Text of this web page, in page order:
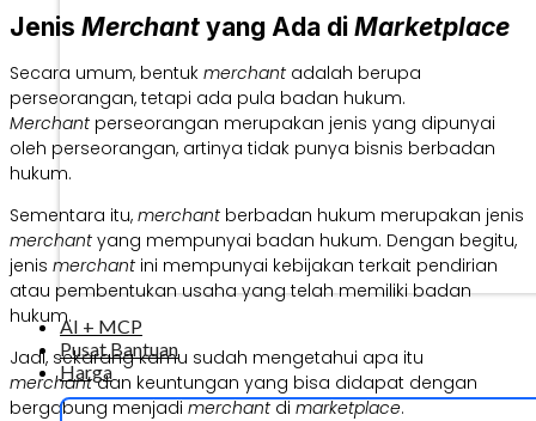
AI + MCP
Pusat Bantuan
Harga
Jenis Merchant yang Ada di Marketplace
Secara umum, bentuk merchant adalah berupa
perseorangan, tetapi ada pula badan hukum.
Merchant perseorangan merupakan jenis yang dipunyai
oleh perseorangan, artinya tidak punya bisnis berbadan
hukum.
Sementara itu, merchant berbadan hukum merupakan jenis
merchant yang mempunyai badan hukum. Dengan begitu,
jenis merchant ini mempunyai kebijakan terkait pendirian
atau pembentukan usaha yang telah memiliki badan
hukum.
Jadi, sekarang kamu sudah mengetahui apa itu
merchantdan keuntungan yang bisa didapat dengan
bergabung menjadimerchantdimarketplace.